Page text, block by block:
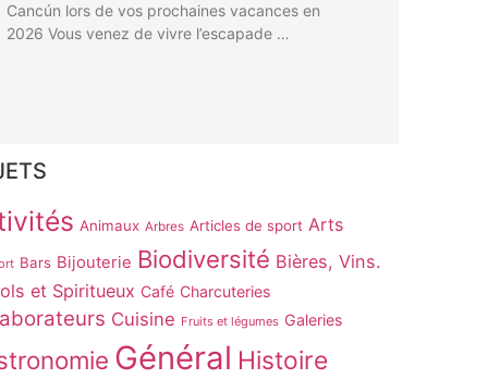
Cancún lors de vos prochaines vacances en
2026 Vous venez de vivre l’escapade …
Animaux Arbres Articles de sport Arts
Bars Bijouterie Biodiversité Bières, Vins.
et Spiritueux Café Charcuteries
Cuisine Fruits et légumes Galeries
Général Histoire